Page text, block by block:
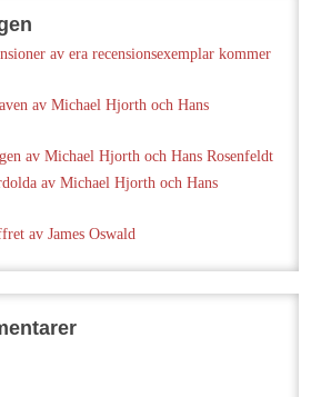
av era recensionsexemplar kommer
av Michael Hjorth och Hans
av Michael Hjorth och Hans Rosenfeldt
av Michael Hjorth och Hans
av James Oswald